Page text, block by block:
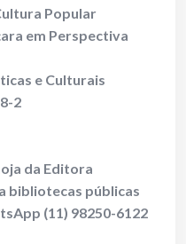
Popular
em Perspectiva
e Culturais
2
da Editora
bibliotecas públicas
(11) 98250-6122